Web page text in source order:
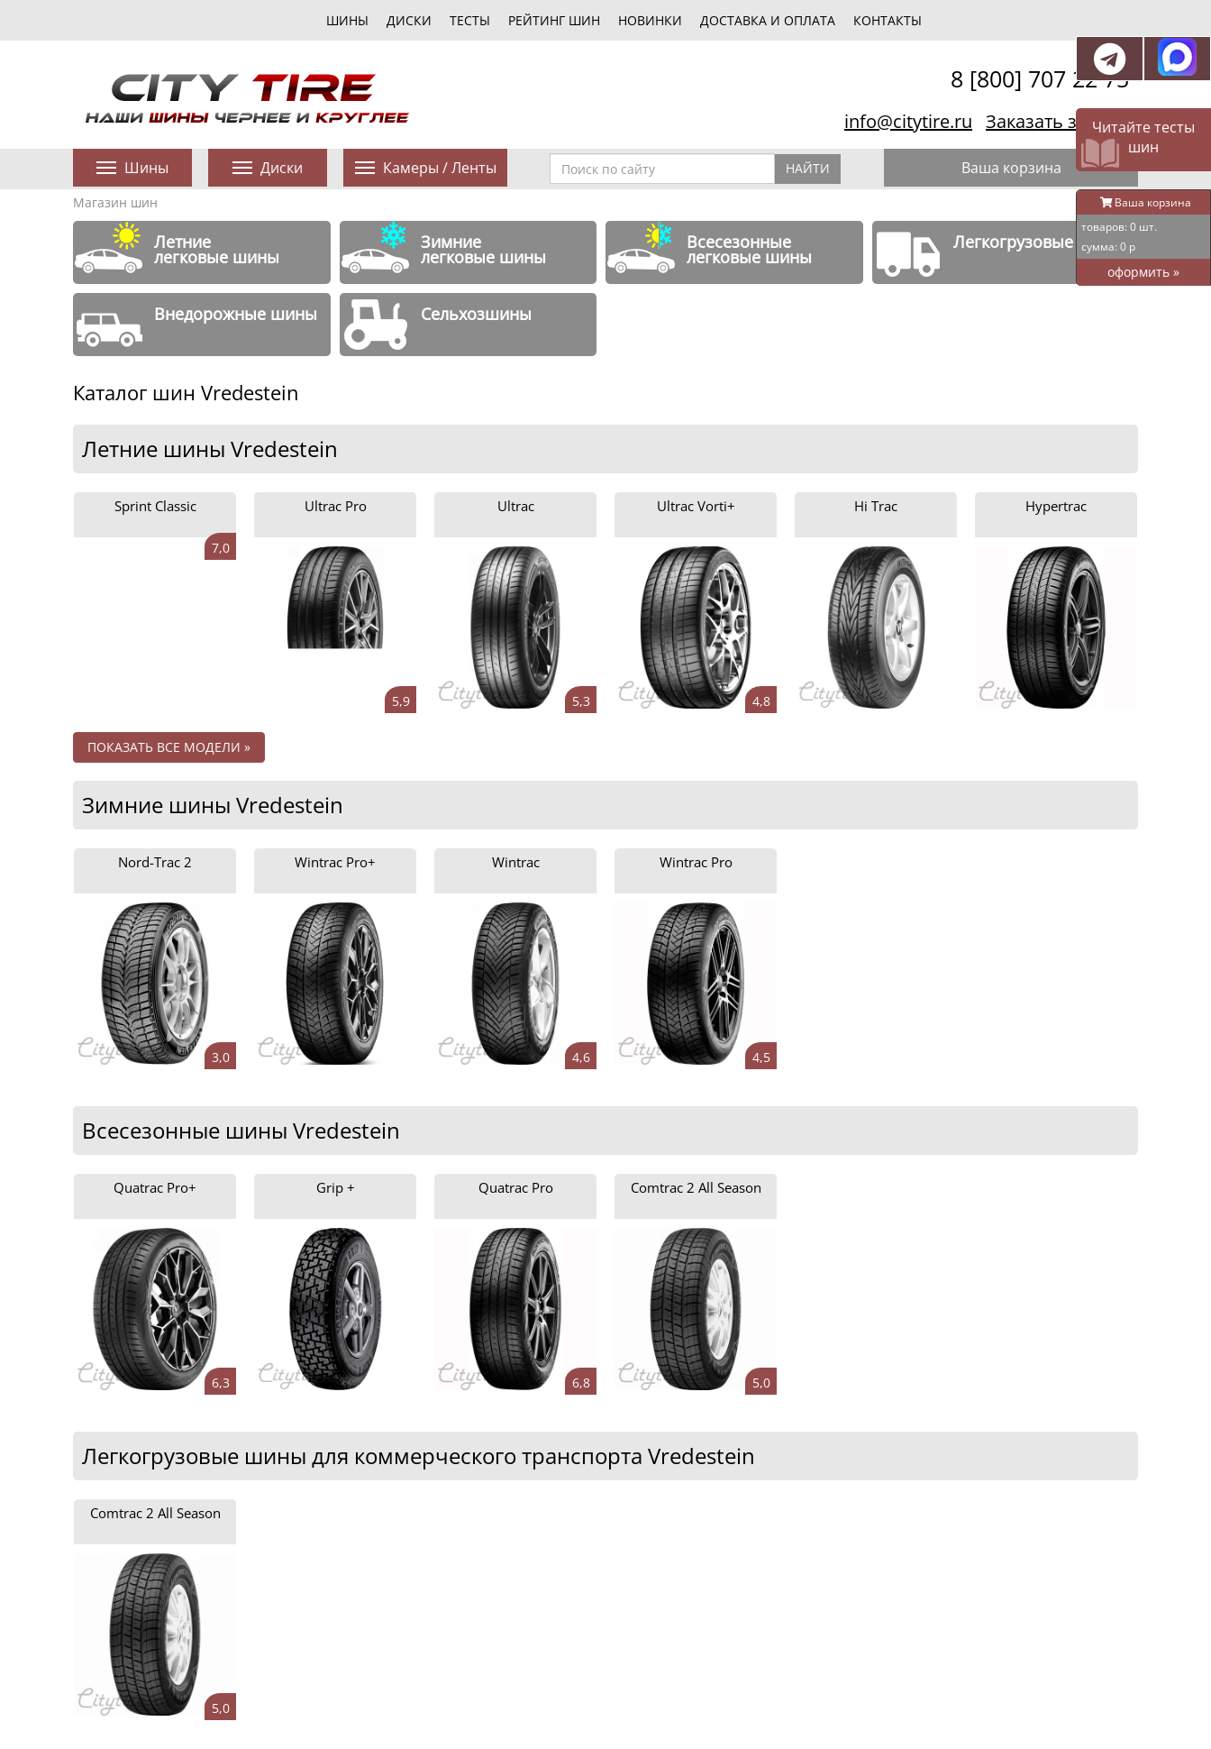
Читайте тесты
шин
Ваша корзина
товаров: 0 шт.
сумма: 0 р
оформить »
ШИНЫ ДИСКИ ТЕСТЫ РЕЙТИНГ ШИН НОВИНКИ ДОСТАВКА И ОПЛАТА КОНТАКТЫ
8 [800] 707 22 75
info@citytire.ru Заказать звонок
Шины Диски Камеры / Ленты НАЙТИ Ваша корзина
Магазин шин
Летние
легковые шины
Зимние
легковые шины
Всесезонные
легковые шины
Легкогрузовые шины
Внедорожные шины Сельхозшины
Каталог шин Vredestein
Летние шины Vredestein
Sprint Classic
7,0
Ultrac Pro
5,9
Ultrac
5,3
Ultrac Vorti+
4,8
Hi Trac Hypertrac
ПОКАЗАТЬ ВСЕ МОДЕЛИ »
Зимние шины Vredestein
Nord-Trac 2
3,0
Wintrac Pro+ Wintrac
4,6
Wintrac Pro
4,5
Всесезонные шины Vredestein
Quatrac Pro+
6,3
Grip + Quatrac Pro
6,8
Comtrac 2 All Season
5,0
Легкогрузовые шины для коммерческого транспорта Vredestein
Comtrac 2 All Season
5,0